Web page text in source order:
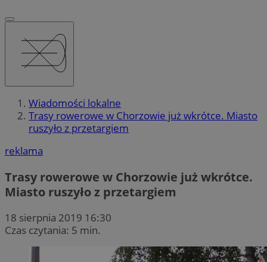
Wiadomości lokalne
Trasy rowerowe w Chorzowie już wkrótce. Miasto
ruszyło z przetargiem
reklama
Trasy rowerowe w Chorzowie już wkrótce.
Miasto ruszyło z przetargiem
18 sierpnia 2019 16:30
Czas czytania: 5 min.